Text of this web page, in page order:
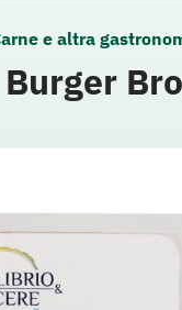
e altra